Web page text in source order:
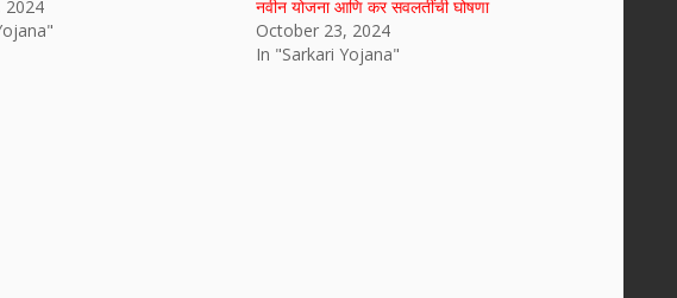
2024
नवीन योजना आणि कर सवलतींची घोषणा
October 23, 2024
In "Sarkari Yojana"